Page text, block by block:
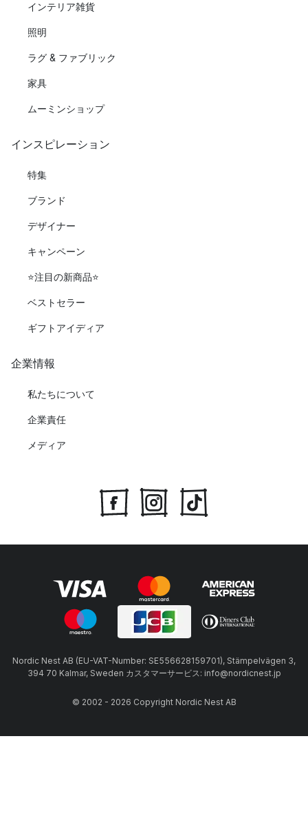
インテリア雑貨
照明
ラグ & ファブリック
家具
ムーミンショップ
インスピレーション
特集
ブランド
デザイナー
キャンペーン
⭐️注目の新商品⭐️
ベストセラー
ギフトアイディア
企業情報
私たちについて
企業責任
メディア
Nordic Nest AB (EU-VAT-Number: SE556628159701), Stämpelvägen 3,
394 70 Kalmar, Sweden カスタマーサービス: info@nordicnest.jp
© 2002 - 2026 Copyright Nordic Nest AB